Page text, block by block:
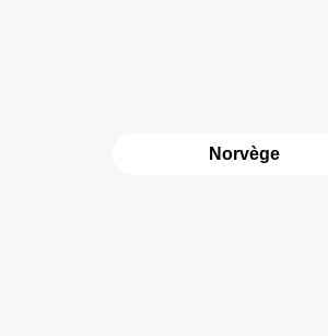
Norvège